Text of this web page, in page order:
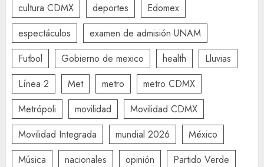
cultura CDMX
deportes
Edomex
espectáculos
examen de admisión UNAM
Futbol
Gobierno de mexico health
Lluvias
Línea 2
Met metro
metro CDMX
Metrópoli
movilidad
Movilidad CDMX
Movilidad Integrada
mundial 2026
México
Música
nacionales opinión
Partido Verde